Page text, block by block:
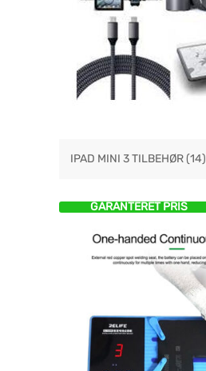
IPAD MINI 3 TILBEHØR(14)
GARANTERET PRIS